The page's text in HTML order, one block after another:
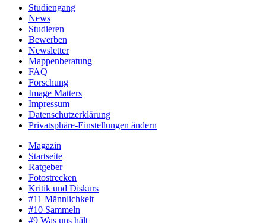
Studiengang
News
Studieren
Bewerben
Newsletter
Mappenberatung
FAQ
Forschung
Image Matters
Impressum
Datenschutzerklärung
Privatsphäre-Einstellungen ändern
Magazin
Startseite
Ratgeber
Fotostrecken
Kritik und Diskurs
#11 Männlichkeit
#10 Sammeln
#9 Was uns hält